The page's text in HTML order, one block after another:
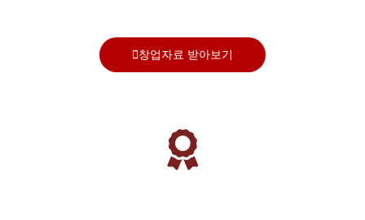
창업자료 받아보기